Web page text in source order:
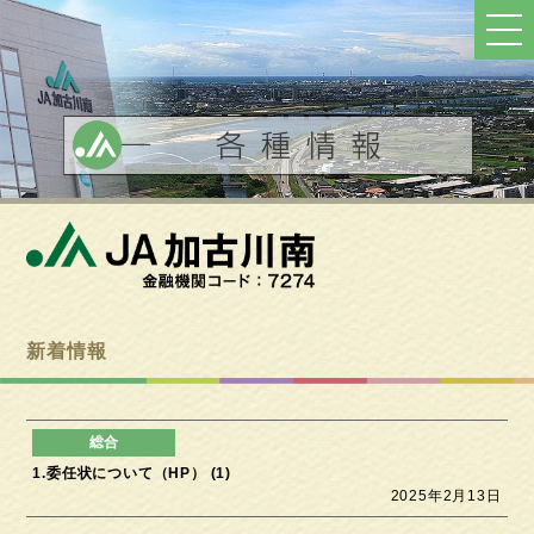
新着情報
1.委任状について（HP） (1)
2025年2月13日